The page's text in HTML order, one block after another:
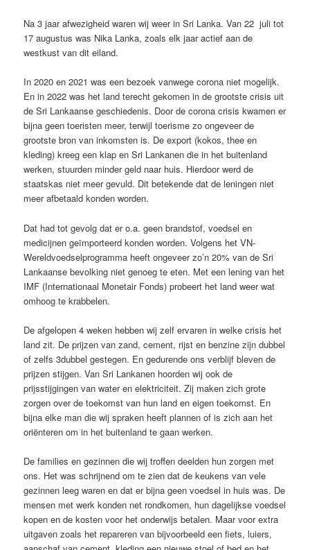
Na 3 jaar afwezigheid waren wij weer in Sri Lanka. Van 22 juli tot
17 augustus was Nika Lanka, zoals elk jaar actief aan de
westkust van dit eiland.
In 2020 en 2021 was een bezoek vanwege corona niet mogelijk.
En in 2022 was het land terecht gekomen in de grootste crisis uit
de Sri Lankaanse geschiedenis. Door de corona crisis kwamen er
bijna geen toeristen meer, terwijl toerisme zo ongeveer de
grootste bron van inkomsten is. De export (kokos, thee en
kleding) kreeg een klap en Sri Lankanen die in het buitenland
werken, stuurden minder geld naar huis. Hierdoor werd de
staatskas niet meer gevuld. Dit betekende dat de leningen niet
meer afbetaald konden worden.
Dat had tot gevolg dat er o.a. geen brandstof, voedsel en
medicijnen geïmporteerd konden worden. Volgens het VN-
Wereldvoedselprogramma heeft ongeveer zo’n 20% van de Sri
Lankaanse bevolking niet genoeg te eten. Met een lening van het
IMF (Internationaal Monetair Fonds) probeert het land weer wat
omhoog te krabbelen.
De afgelopen 4 weken hebben wij zelf ervaren in welke crisis het
land zit. De prijzen van zand, cement, rijst en benzine zijn dubbel
of zelfs 3dubbel gestegen. En gedurende ons verblijf bleven de
prijzen stijgen. Van Sri Lankanen hoorden wij ook de
prijsstijgingen van water en elektriciteit. Zij maken zich grote
zorgen over de toekomst van hun land en eigen toekomst. En
bijna elke man die wij spraken heeft plannen of is zich aan het
oriënteren om in het buitenland te gaan werken.
De families en gezinnen die wij troffen deelden hun zorgen met
ons. Het was schrijnend om te zien dat de keukens van vele
gezinnen leeg waren en dat er bijna geen voedsel in huis was. De
mensen met werk konden net rondkomen, hun dagelijkse voedsel
kopen en de kosten voor het onderwijs betalen. Maar voor extra
uitgaven zoals het repareren van bijvoorbeeld een fiets, luiers,